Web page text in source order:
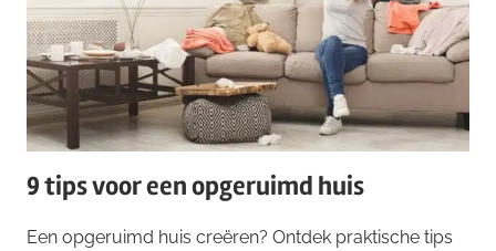
9 tips voor een opgeruimd huis
Een opgeruimd huis creëren? Ontdek praktische tips